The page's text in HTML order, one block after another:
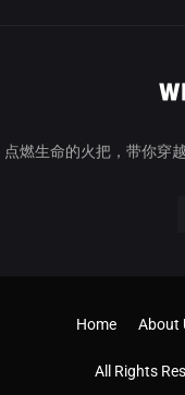
点燃生命的火把，带你穿
All Rights
Home About